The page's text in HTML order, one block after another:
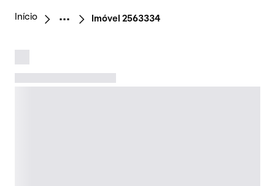
Início Imóvel 2563334